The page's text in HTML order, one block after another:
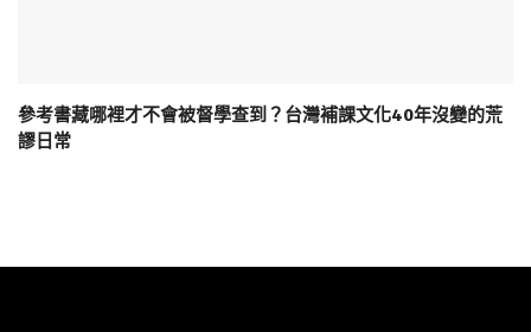
參考書藏哪裡才不會被督學查到？台灣補課文化40年沒變的荒
謬日常